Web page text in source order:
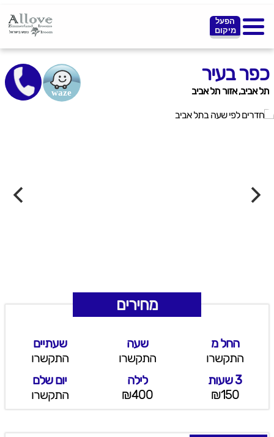
הפעל
מיקום
כפר בעיר
תל אביב, אזור תל אביב
מחירים
החל מ
התקשרו
שעה
התקשרו
שעתיים
התקשרו
3 שעות
₪150
לילה
₪400
יום שלם
התקשרו